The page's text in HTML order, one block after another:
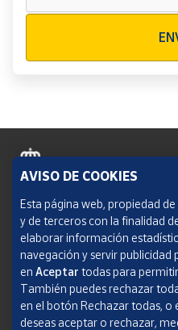
Política de cookies
Aviso legal
Condiciones del servicio
Política de Privacidad Web
AVISO DE COOKIES
Esta página web, propiedad
y de terceros con la finalidad
elaborar información
navegación y servir publicidad
en Aceptar todas para
También puedes rechazar
en el botón Rechazar todas, o
deseas aceptar o rechazar,